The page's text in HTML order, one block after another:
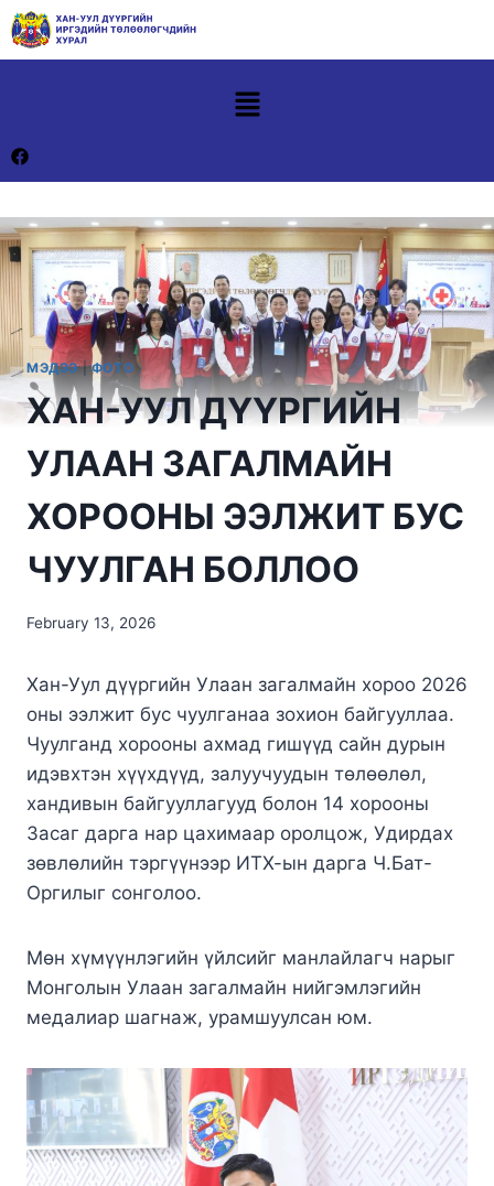
МЭДЭЭ|ФОТО
ХАН-УУЛ ДҮҮРГИЙН
УЛААН ЗАГАЛМАЙН
ХОРООНЫ ЭЭЛЖИТ БУС
ЧУУЛГАН БОЛЛОО
February 13, 2026
Хан-Уул дүүргийн Улаан загалмайн хороо 2026
оны ээлжит бус чуулганаа зохион байгууллаа.
Чуулганд хорооны ахмад гишүүд сайн дурын
идэвхтэн хүүхдүүд, залуучуудын төлөөлөл,
хандивын байгууллагууд болон 14 хорооны
Засаг дарга нар цахимаар оролцож, Удирдах
зөвлөлийн тэргүүнээр ИТХ-ын дарга Ч.Бат-
Оргилыг сонголоо.
Мөн хүмүүнлэгийн үйлсийг манлайлагч нарыг
Монголын Улаан загалмайн нийгэмлэгийн
медалиар шагнаж, урамшуулсан юм.